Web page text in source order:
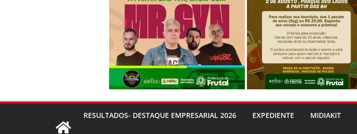
RESULTADOS- DESTAQUE EMPRESARIAL 2026 EXPEDIENTE MIDIAKIT